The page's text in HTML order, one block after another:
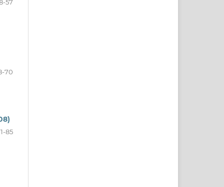
57
70
85